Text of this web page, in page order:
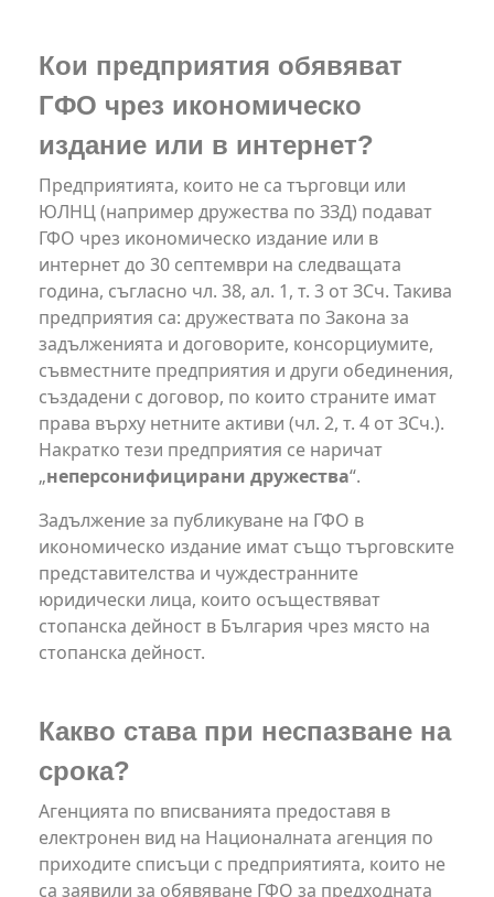
Кои предприятия обявяват
ГФО чрез икономическо
издание или в интернет?
Предприятията, които не са търговци или
ЮЛНЦ (например дружества по ЗЗД) подават
ГФО чрез икономическо издание или в
интернет до 30 септември на следващата
година, съгласно чл. 38, ал. 1, т. 3 от ЗСч. Такива
предприятия са: дружествата по Закона за
задълженията и договорите, консорциумите,
съвместните предприятия и други обединения,
създадени с договор, по които страните имат
права върху нетните активи (чл. 2, т. 4 от ЗСч.).
Накратко тези предприятия се наричат
„неперсонифицирани дружества“.
Задължение за публикуване на ГФО в
икономическо издание имат също търговските
представителства и чуждестранните
юридически лица, които осъществяват
стопанска дейност в България чрез място на
стопанска дейност.
Какво става при неспазване на
срока?
Агенцията по вписванията предоставя в
електронен вид на Националната агенция по
приходите списъци с предприятията, които не
са заявили за обявяване ГФО за предходната